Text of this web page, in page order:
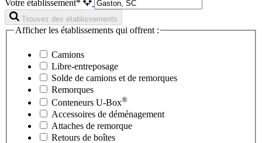
Votre établissement*
Trouvez des établissements
Afficher les établissements qui offrent :
Camions
Libre-entreposage
Solde de camions et de remorques
Remorques
Conteneurs U-Box®
Accessoires de déménagement
Attaches de remorque
Retours de boîtes